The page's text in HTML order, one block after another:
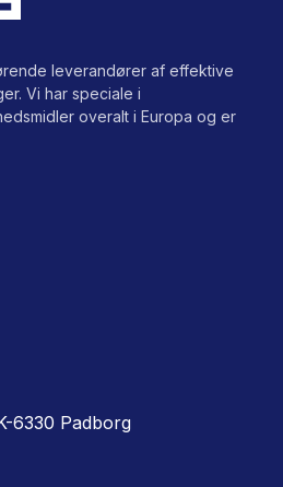
leverandører af effektive
Vi har speciale i
overalt i Europa og er
6330 Padborg